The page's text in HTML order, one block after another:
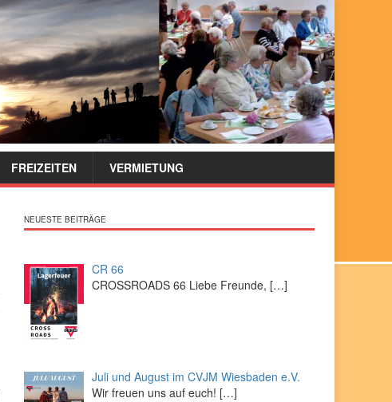
FREIZEITEN VERMIETUNG
NEUESTE BEITRÄGE
CR 66
CROSSROADS 66 Liebe Freunde, […]
Juli und August im CVJM Wiesbaden e.V.
Wir freuen uns auf euch! […]